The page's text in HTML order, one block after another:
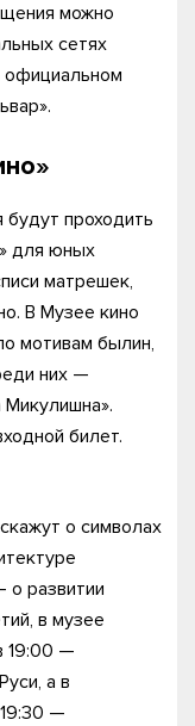
можно
сетях
официальном
проходить
для юных
матрешек,
В Музее кино
мотивам былин,
них —
билет.
о символах
развитии
в музее
19:00 —
а в
—